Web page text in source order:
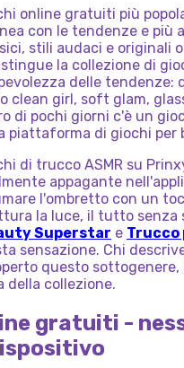
online gratuiti più
con le tendenze e più
stili audaci e originali
la collezione di
delle tendenze:
clean girl, soft glam,
di pochi giorni c'è un
piattaforma di giochi per
di trucco ASMR su
appagante
l'ombretto con un
la luce, il tutto senza
Superstar e Trucco
sensazione. Chi
questo sottogenere,
della collezione.
gratuiti -